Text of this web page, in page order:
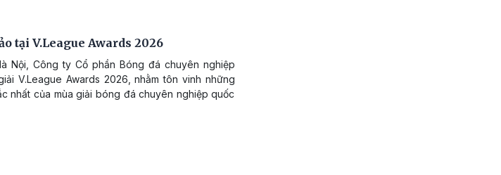
tại V.League Awards 2026
Nội, Công ty Cổ phần Bóng đá chuyên nghiệp
V.League Awards 2026, nhằm tôn vinh những
nhất của mùa giải bóng đá chuyên nghiệp quốc